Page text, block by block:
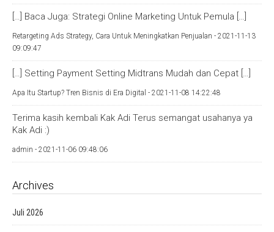
[…] Baca Juga: Strategi Online Marketing Untuk Pemula […]
Retargeting Ads Strategy, Cara Untuk Meningkatkan Penjualan - 2021-11-13
09:09:47
[…] Setting Payment Setting Midtrans Mudah dan Cepat […]
Apa Itu Startup? Tren Bisnis di Era Digital - 2021-11-08 14:22:48
Terima kasih kembali Kak Adi Terus semangat usahanya ya
Kak Adi :)
admin - 2021-11-06 09:48:06
Archives
Juli 2026